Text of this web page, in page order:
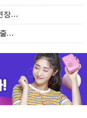
장…
줄…